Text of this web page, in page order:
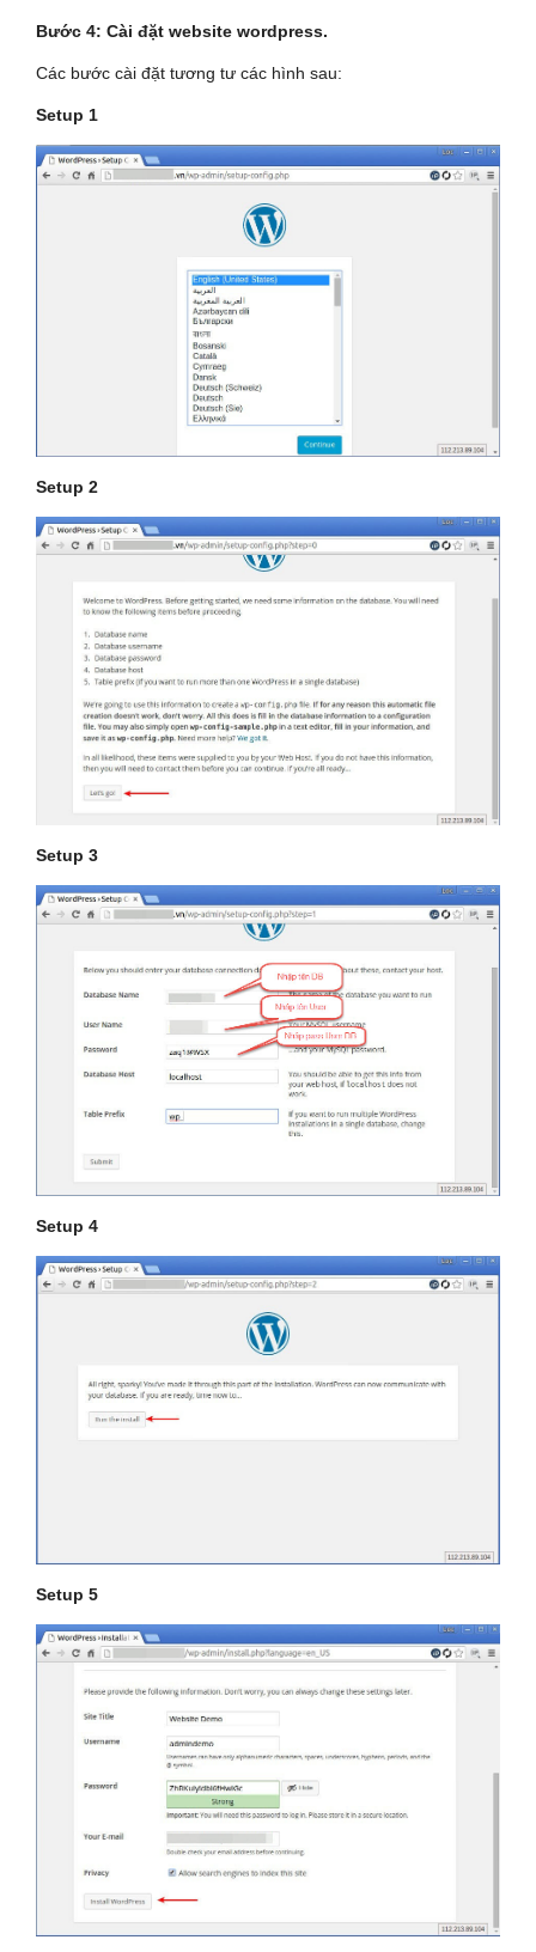
Bước 4: Cài đặt website wordpress.
Các bước cài đặt tương tư các hình sau:
Setup 1
Setup 2
Setup 3
Setup 4
Setup 5